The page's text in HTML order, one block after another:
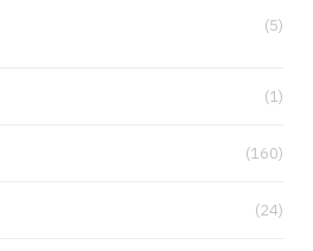
(5)
(1)
(160)
(24)